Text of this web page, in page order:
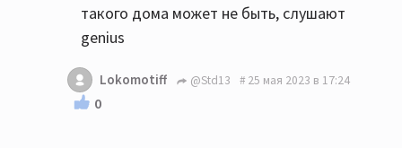
такого дома может не быть, слушают
genius
Lokomotiff @Std13 25 мая 2023 в 17:24
0